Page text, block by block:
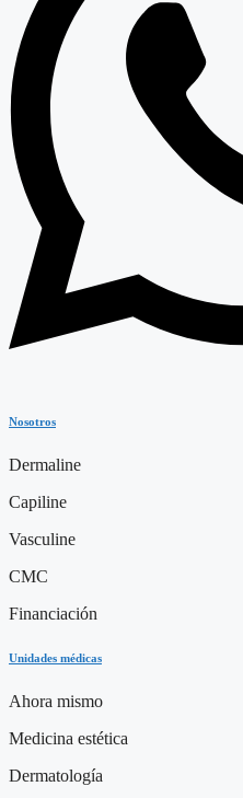
Nosotros
Dermaline
Capiline
Vasculine
CMC
Financiación
Unidades médicas
Ahora mismo
Medicina estética
Dermatología